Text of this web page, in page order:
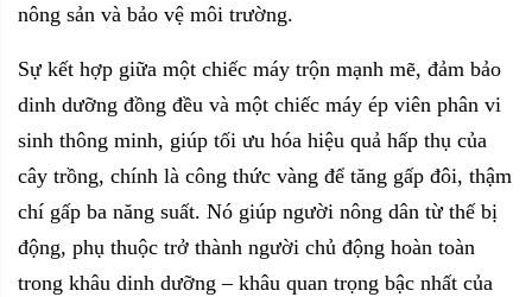
nông sản và bảo vệ môi trường.
Sự kết hợp giữa một chiếc máy trộn mạnh mẽ, đảm bảo
dinh dưỡng đồng đều và một chiếc máy ép viên phân vi
sinh thông minh, giúp tối ưu hóa hiệu quả hấp thụ của
cây trồng, chính là công thức vàng để tăng gấp đôi, thậm
chí gấp ba năng suất. Nó giúp người nông dân từ thế bị
động, phụ thuộc trở thành người chủ động hoàn toàn
trong khâu dinh dưỡng – khâu quan trọng bậc nhất của